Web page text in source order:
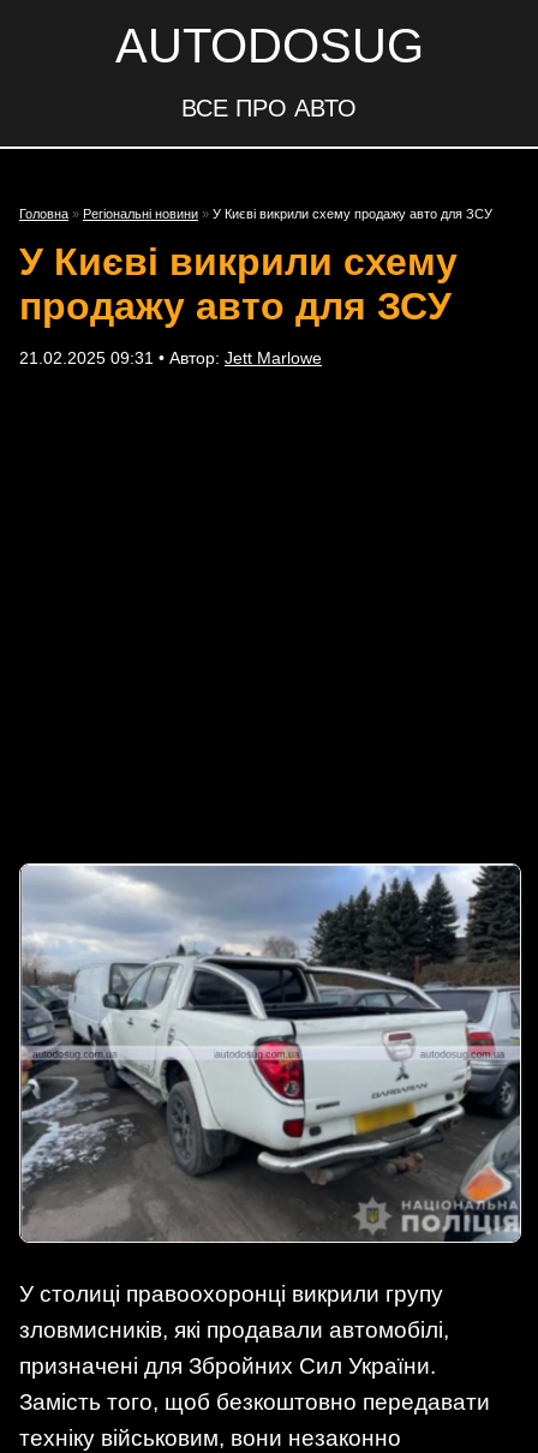
AUTODOSUG
ВСЕ ПРО АВТО
Головна » Регіональні новини » У Києві викрили схему продажу авто для ЗСУ
У Києві викрили схему
продажу авто для ЗСУ
21.02.2025 09:31 • Автор: Jett Marlowe
У столиці правоохоронці викрили групу
зловмисників, які продавали автомобілі,
призначені для Збройних Сил України.
Замість того, щоб безкоштовно передавати
техніку військовим, вони незаконно